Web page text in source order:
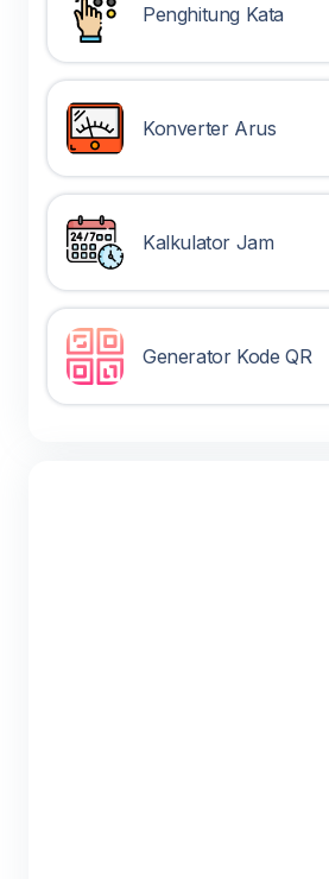
Penghitung Kata
Konverter Arus
Kalkulator Jam
Generator Kode QR